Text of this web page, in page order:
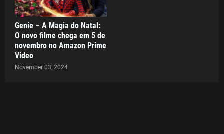
Genie – A Magia do Natal:
O novo filme chega em 5 de
novembro no Amazon Prime
Video
November 03, 2024